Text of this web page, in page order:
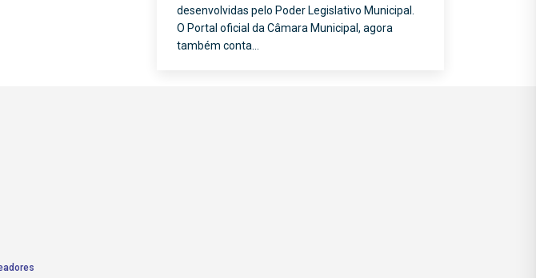
desenvolvidas pelo Poder Legislativo Municipal.
O Portal oficial da Câmara Municipal, agora
também conta…